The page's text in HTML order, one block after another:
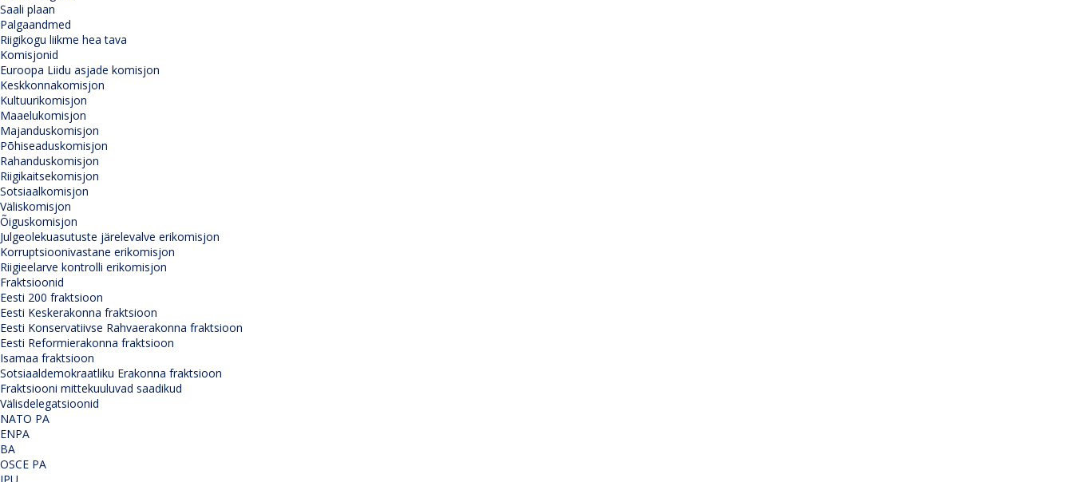
Saali plaan
Palgaandmed
Riigikogu liikme hea tava
Komisjonid
Euroopa Liidu asjade komisjon
Keskkonnakomisjon
Kultuurikomisjon
Maaelukomisjon
Majanduskomisjon
Põhiseaduskomisjon
Rahanduskomisjon
Riigikaitsekomisjon
Sotsiaalkomisjon
Väliskomisjon
Õiguskomisjon
Julgeolekuasutuste järelevalve erikomisjon
Korruptsioonivastane erikomisjon
Riigieelarve kontrolli erikomisjon
Fraktsioonid
Eesti 200 fraktsioon
Eesti Keskerakonna fraktsioon
Eesti Konservatiivse Rahvaerakonna fraktsioon
Eesti Reformierakonna fraktsioon
Isamaa fraktsioon
Sotsiaaldemokraatliku Erakonna fraktsioon
Fraktsiooni mittekuuluvad saadikud
Välisdelegatsioonid
NATO PA
ENPA
BA
OSCE PA